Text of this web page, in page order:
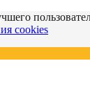
cookies